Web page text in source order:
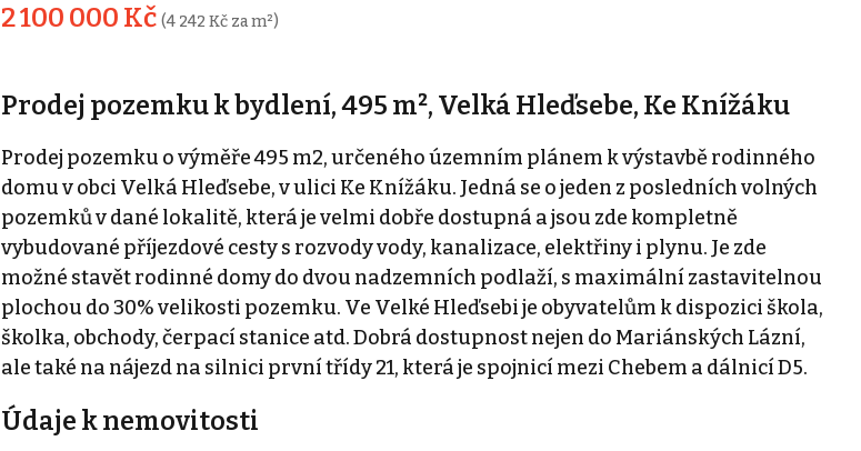
2 100 000 Kč (4 242 Kč za m²)
Prodej pozemku k bydlení, 495 m², Velká Hleďsebe, Ke Knížáku
Prodej pozemku o výměře 495 m2, určeného územním plánem k výstavbě rodinného
domu v obci Velká Hleďsebe, v ulici Ke Knížáku. Jedná se o jeden z posledních volných
pozemků v dané lokalitě, která je velmi dobře dostupná a jsou zde kompletně
vybudované příjezdové cesty s rozvody vody, kanalizace, elektřiny i plynu. Je zde
možné stavět rodinné domy do dvou nadzemních podlaží, s maximální zastavitelnou
plochou do 30% velikosti pozemku. Ve Velké Hleďsebi je obyvatelům k dispozici škola,
školka, obchody, čerpací stanice atd. Dobrá dostupnost nejen do Mariánských Lázní,
ale také na nájezd na silnici první třídy 21, která je spojnicí mezi Chebem a dálnicí D5.
Údaje k nemovitosti